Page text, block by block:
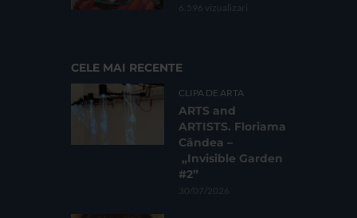
6.596 vizualizari
CELE MAI RECENTE
CLIPA DE ARTA
ARTS and
ARTISTS. Floriama
Cândea –
„Invisible Garden
#2”
30/07/2026